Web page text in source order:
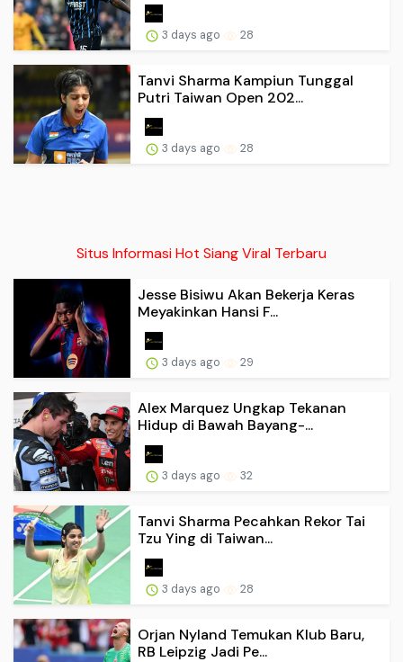
3 days ago 28
Tanvi Sharma Kampiun Tunggal
Putri Taiwan Open 202...
3 days ago 28
Situs Informasi Hot Siang Viral Terbaru
Jesse Bisiwu Akan Bekerja Keras
Meyakinkan Hansi F...
3 days ago 29
Alex Marquez Ungkap Tekanan
Hidup di Bawah Bayang-...
3 days ago 32
Tanvi Sharma Pecahkan Rekor Tai
Tzu Ying di Taiwan...
3 days ago 28
Orjan Nyland Temukan Klub Baru,
RB Leipzig Jadi Pe...